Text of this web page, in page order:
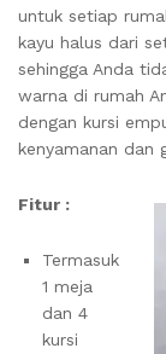
untuk setiap
kayu halus dari
sehingga Anda
warna di rumah
dengan kursi
kenyamanan dan
Fitur :
Termasuk
1 meja
dan 4
kursi